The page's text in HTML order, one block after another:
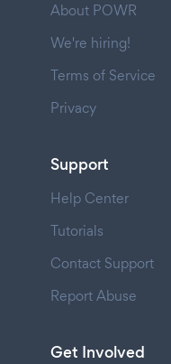
About POWR
We're hiring!
Terms of Service
Privacy
Support
Help Center
Tutorials
Contact Support
Report Abuse
Get Involved